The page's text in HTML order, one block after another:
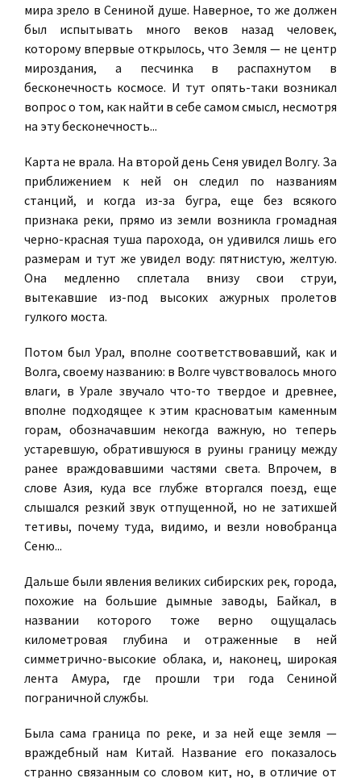
мира зрело в Сениной душе. Наверное, то же должен
был испытывать много веков назад человек,
которому впервые открылось, что Земля — не центр
мироздания, а песчинка в распахнутом в
бесконечность космосе. И тут опять-таки возникал
вопрос о том, как найти в себе самом смысл, несмотря
на эту бесконечность...
Карта не врала. На второй день Сеня увидел Волгу. За
приближением к ней он следил по названиям
станций, и когда из-за бугра, еще без всякого
признака реки, прямо из земли возникла громадная
черно-красная туша парохода, он удивился лишь его
размерам и тут же увидел воду: пятнистую, желтую.
Она медленно сплетала внизу свои струи,
вытекавшие из-под высоких ажурных пролетов
гулкого моста.
Потом был Урал, вполне соответствовавший, как и
Волга, своему названию: в Волге чувствовалось много
влаги, в Урале звучало что-то твердое и древнее,
вполне подходящее к этим красноватым каменным
горам, обозначавшим некогда важную, но теперь
устаревшую, обратившуюся в руины границу между
ранее враждовавшими частями света. Впрочем, в
слове Азия, куда все глубже вторгался поезд, еще
слышался резкий звук отпущенной, но не затихшей
тетивы, почему туда, видимо, и везли новобранца
Сеню...
Дальше были явления великих сибирских рек, города,
похожие на большие дымные заводы, Байкал, в
названии которого тоже верно ощущалась
километровая глубина и отраженные в ней
симметрично-высокие облака, и, наконец, широкая
лента Амура, где прошли три года Сениной
пограничной службы.
Была сама граница по реке, и за ней еще земля —
враждебный нам Китай. Название его показалось
странно связанным со словом кит, но, в отличие от